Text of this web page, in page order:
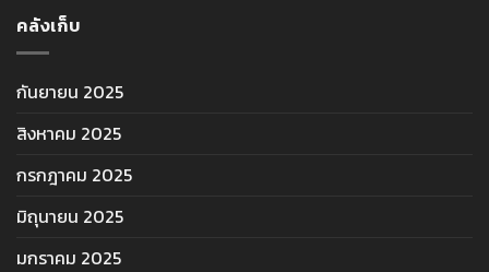
คลังเก็บ
กันยายน 2025
สิงหาคม 2025
กรกฎาคม 2025
มิถุนายน 2025
มกราคม 2025